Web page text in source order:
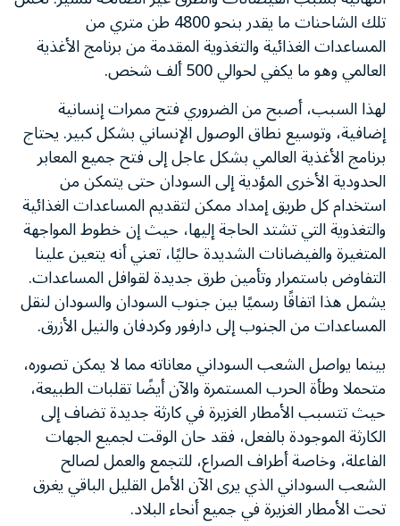
تلك الشاحنات ما يقدر بنحو 4800 طن متري من
المساعدات الغذائية والتغذوية المقدمة من برنامج الأغذية
العالمي وهو ما يكفي لحوالي 500 ألف شخص.
لهذا السبب، أصبح من الضروري فتح ممرات إنسانية
إضافية، وتوسيع نطاق الوصول الإنساني بشكل كبير. يحتاج
برنامج الأغذية العالمي بشكل عاجل إلى فتح جميع المعابر
الحدودية الأخرى المؤدية إلى السودان حتى يتمكن من
استخدام كل طريق إمداد ممكن لتقديم المساعدات الغذائية
والتغذوية التي تشتد الحاجة إليها، حيث إن خطوط المواجهة
المتغيرة والفيضانات الشديدة حاليًا، تعني أنه يتعين علينا
التفاوض باستمرار وتأمين طرق جديدة لقوافل المساعدات.
يشمل هذا اتفاقًا رسميًا بين جنوب السودان والسودان لنقل
المساعدات من الجنوب إلى دارفور وكردفان والنيل الأزرق.
بينما يواصل الشعب السوداني معاناته مما لا يمكن تصوره،
متحملا وطأة الحرب المستمرة والآن أيضًا تقلبات الطبيعة،
حيث تتسبب الأمطار الغزيرة في كارثة جديدة تضاف إلى
الكارثة الموجودة بالفعل، فقد حان الوقت لجميع الجهات
الفاعلة، وخاصة أطراف الصراع، للتجمع والعمل لصالح
الشعب السوداني الذي يرى الآن الأمل القليل الباقي يغرق
تحت الأمطار الغزيرة في جميع أنحاء البلاد.